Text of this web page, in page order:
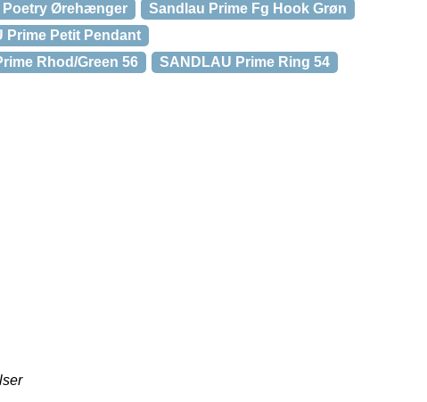
Poetry Ørehænger
Sandlau Prime Fg Hook Grøn
Prime Petit Pendant
Rhod/Green 56
SANDLAU Prime Ring 54